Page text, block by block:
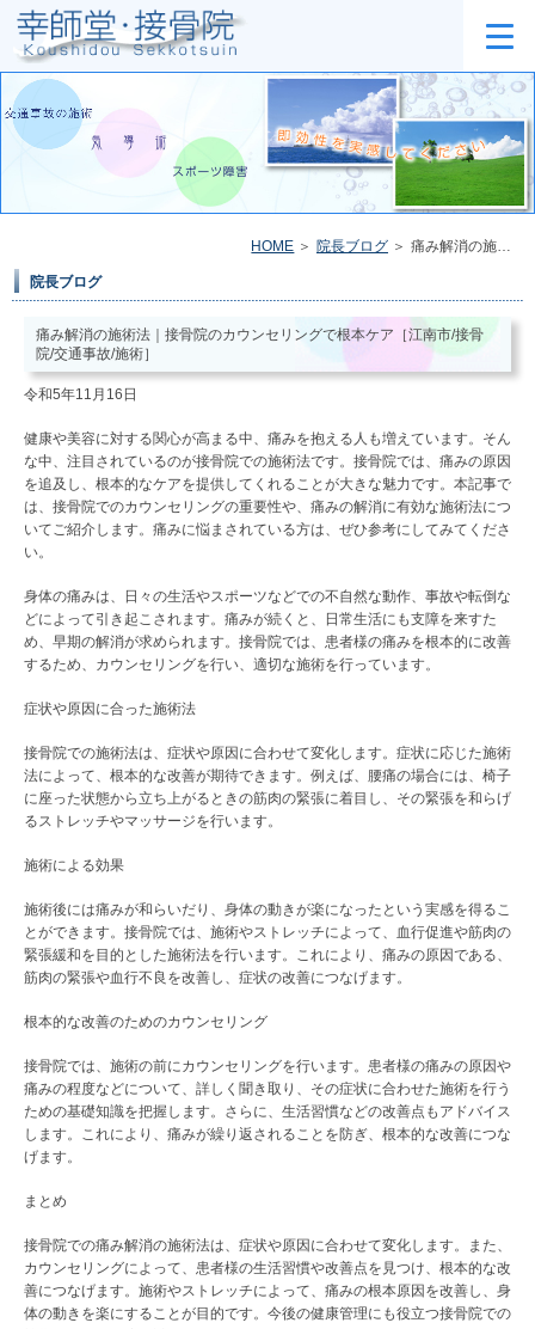
HOME 院長ブログ 痛み解消の施術法｜接骨院のカウンセリングで根本ケア［江南市/接骨院/交通事故/施術］
院長ブログ
痛み解消の施術法｜接骨院のカウンセリングで根本ケア［江南市/接骨
院/交通事故/施術］
令和5年11月16日
健康や美容に対する関心が高まる中、痛みを抱える人も増えています。そん
な中、注目されているのが接骨院での施術法です。接骨院では、痛みの原因
を追及し、根本的なケアを提供してくれることが大きな魅力です。本記事で
は、接骨院でのカウンセリングの重要性や、痛みの解消に有効な施術法につ
いてご紹介します。痛みに悩まされている方は、ぜひ参考にしてみてくださ
い。
身体の痛みは、日々の生活やスポーツなどでの不自然な動作、事故や転倒な
どによって引き起こされます。痛みが続くと、日常生活にも支障を来すた
め、早期の解消が求められます。接骨院では、患者様の痛みを根本的に改善
するため、カウンセリングを行い、適切な施術を行っています。
症状や原因に合った施術法
接骨院での施術法は、症状や原因に合わせて変化します。症状に応じた施術
法によって、根本的な改善が期待できます。例えば、腰痛の場合には、椅子
に座った状態から立ち上がるときの筋肉の緊張に着目し、その緊張を和らげ
るストレッチやマッサージを行います。
施術による効果
施術後には痛みが和らいだり、身体の動きが楽になったという実感を得るこ
とができます。接骨院では、施術やストレッチによって、血行促進や筋肉の
緊張緩和を目的とした施術法を行います。これにより、痛みの原因である、
筋肉の緊張や血行不良を改善し、症状の改善につなげます。
根本的な改善のためのカウンセリング
接骨院では、施術の前にカウンセリングを行います。患者様の痛みの原因や
痛みの程度などについて、詳しく聞き取り、その症状に合わせた施術を行う
ための基礎知識を把握します。さらに、生活習慣などの改善点もアドバイス
します。これにより、痛みが繰り返されることを防ぎ、根本的な改善につな
げます。
まとめ
接骨院での痛み解消の施術法は、症状や原因に合わせて変化します。また、
カウンセリングによって、患者様の生活習慣や改善点を見つけ、根本的な改
善につなげます。施術やストレッチによって、痛みの根本原因を改善し、身
体の動きを楽にすることが目的です。今後の健康管理にも役立つ接骨院での